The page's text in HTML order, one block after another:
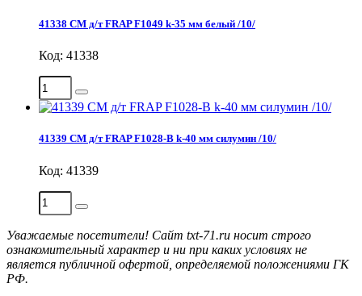
41338 СМ д/т FRAP F1049 k-35 мм белый /10/
Код: 41338
41339 СМ д/т FRAP F1028-В k-40 мм силумин /10/
Код: 41339
Уважаемые посетители! Сайт txt-71.ru носит строго
ознакомительный характер и ни при каких условиях не
является публичной офертой, определяемой положениями ГК
РФ.